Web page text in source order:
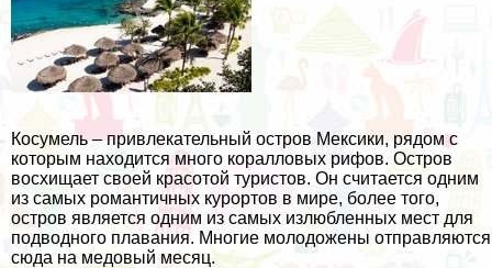
Косумель – привлекательный остров Мексики, рядом с
которым находится много коралловых рифов. Остров
восхищает своей красотой туристов. Он считается одним
из самых романтичных курортов в мире, более того,
остров является одним из самых излюбленных мест для
подводного плавания. Многие молодожены отправляются
сюда на медовый месяц.